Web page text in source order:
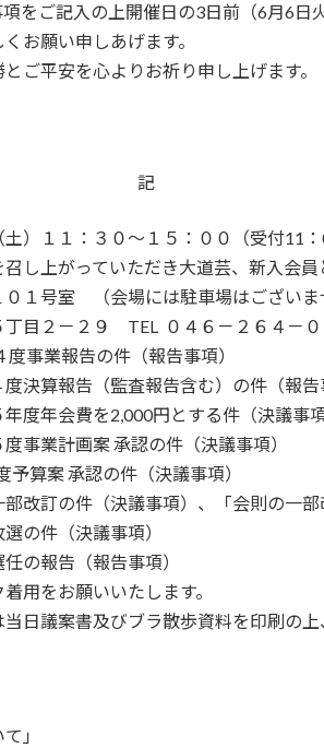
をご記入の上開催日の3日前（6月6日
お願い申しあげます。
ご平安を心よりお祈り申し上げます。
記
１１：３０～１５：００（受付11：
ていただき大道芸、新入会員と
号室 （会場には駐車場はございま
９ TEL ０４６－２６４－０６
業報告の件（報告事項）
（監査報告含む）の件（報告事
費を2,000円とする件（決議事項
画案 承認の件（決議事項）
承認の件（決議事項）
（決議事項）、「会則の一部改
（決議事項）
告（報告事項）
をお願いいたします。
書及びブラ散歩資料を印刷の上、
」